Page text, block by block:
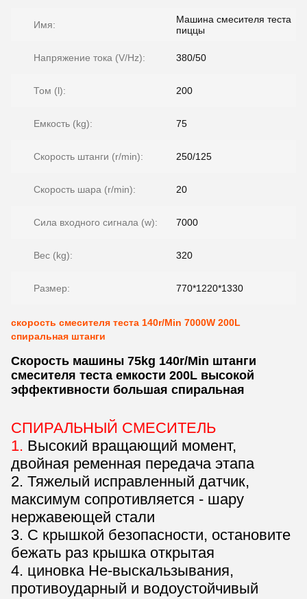
Имя:
Машина смесителя теста
пиццы
Напряжение тока (V/Hz): 380/50
Том (l): 200
Емкость (kg): 75
Скорость штанги (r/min): 250/125
Скорость шара (r/min): 20
Сила входного сигнала (w): 7000
Вес (kg): 320
Размер: 770*1220*1330
скорость смесителя теста 140r/Min 7000W 200L
спиральная штанги
Скорость машины 75kg 140r/Min штанги
смесителя теста емкости 200L высокой
эффективности большая спиральная
СПИРАЛЬНЫЙ СМЕСИТЕЛЬ
1. Высокий вращающий момент,
двойная ременная передача этапа
2. Тяжелый исправленный датчик,
максимум сопротивляется - шару
нержавеющей стали
3. С крышкой безопасности, остановите
бежать раз крышка открытая
4. циновка Не-выскальзывания,
противоударный и водоустойчивый